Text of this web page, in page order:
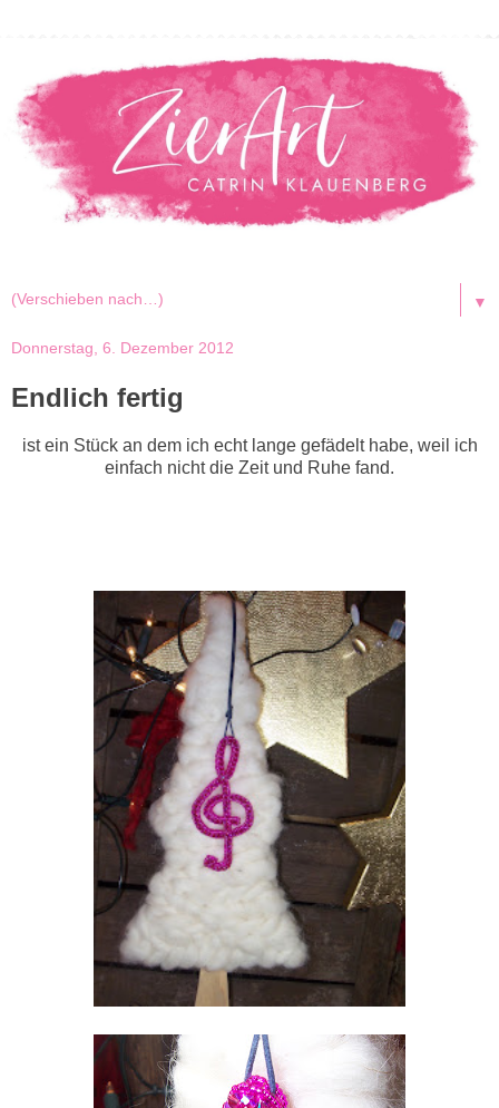
▼
Donnerstag, 6. Dezember 2012
Endlich fertig
ist ein Stück an dem ich echt lange gefädelt habe, weil ich
einfach nicht die Zeit und Ruhe fand.